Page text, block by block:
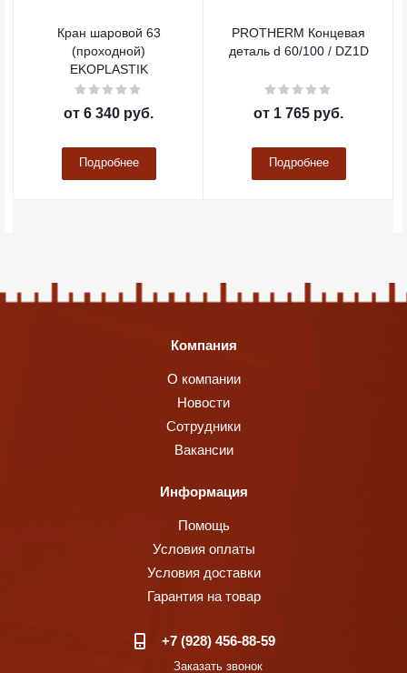
Кран шаровой 63
(проходной)
EKOPLASTIK
от 6 340 руб.
Подробнее
PROTHERM Концевая
деталь d 60/100 / DZ1D
от 1 765 руб.
Подробнее
Компания
О компании
Новости
Сотрудники
Вакансии
Информация
Помощь
Условия оплаты
Условия доставки
Гарантия на товар
+7 (928) 456-88-59
Заказать звонок